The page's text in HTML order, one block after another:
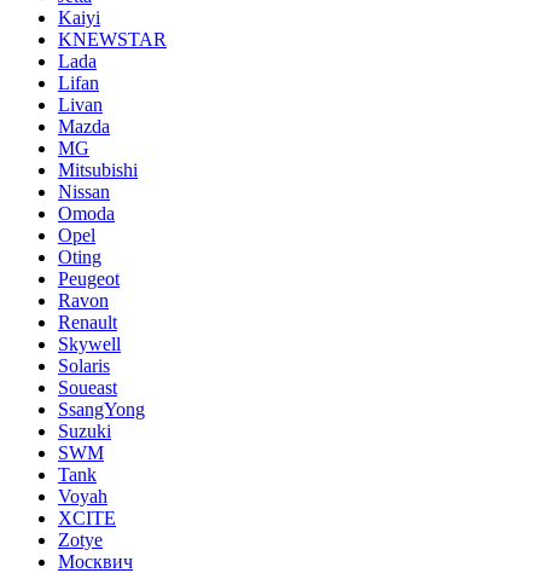
Kaiyi
KNEWSTAR
Lada
Lifan
Livan
Mazda
MG
Mitsubishi
Nissan
Omoda
Opel
Oting
Peugeot
Ravon
Renault
Skywell
Solaris
Soueast
SsangYong
Suzuki
SWM
Tank
Voyah
XCITE
Zotye
Москвич